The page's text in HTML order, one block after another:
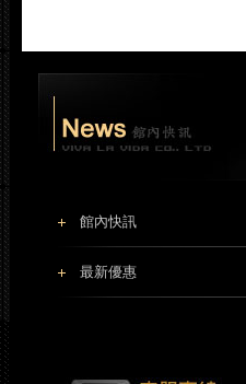
館內快訊
最新優惠